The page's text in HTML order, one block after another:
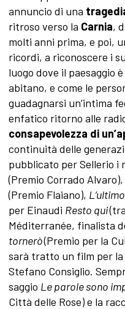
annuncio di una
ritroso verso la Carnia,
molti anni prima, e poi,
ricordi, a riconoscere i
luogo dove il paesaggio
abitano, e come le
guadagnarsi un’intima
enfatico ritorno alle
consapevolezza di
continuità delle
pubblicato per Sellerio i
(Premio Corrado Alvaro),
(Premio Flaiano),
per Einaudi Resto qui
Méditerranée, finalista
tornerò(Premio per la
sarà tratto un film per la
Stefano Consiglio.
saggio Le parole sono
Città delle Rose) e la